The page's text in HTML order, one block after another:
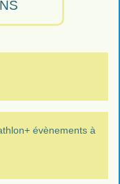
évènements à